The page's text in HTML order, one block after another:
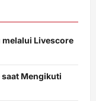
melalui Livescore
Mengikuti